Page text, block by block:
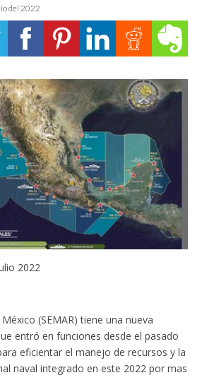
del 2022
2022
(SEMAR) tiene una nueva
entró en funciones desde el pasado
eficientar el manejo de recursos y la
naval integrado en este 2022 por mas